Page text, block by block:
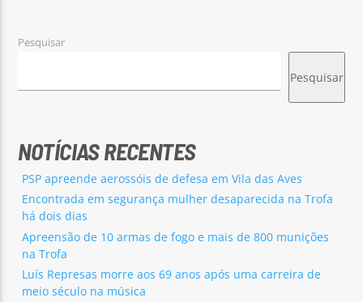
Pesquisar
Pesquisar
NOTÍCIAS RECENTES
PSP apreende aerossóis de defesa em Vila das Aves
Encontrada em segurança mulher desaparecida na Trofa
há dois dias
Apreensão de 10 armas de fogo e mais de 800 munições
na Trofa
Luís Represas morre aos 69 anos após uma carreira de
meio século na música